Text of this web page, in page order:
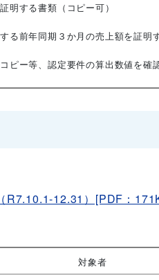
明する書類（コピー可）
前年同期３か月の売上額を証明
ピー等、認定要件の算出数値を確
R7.10.1-12.31）[PDF：
対象者